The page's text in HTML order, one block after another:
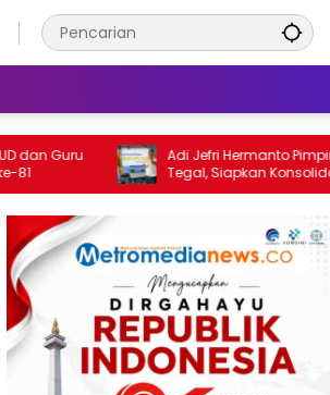
Adi Jefri Hermanto Pimpin PBSI Kota
Tegal, Siapkan Konsolidasi Pengurus
Baru 2026–2030